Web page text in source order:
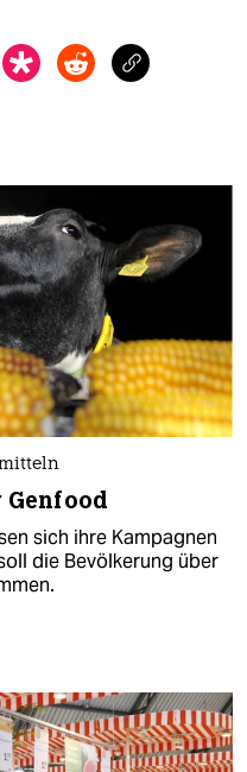
sich ihre Kampagnen
die Bevölkerung über